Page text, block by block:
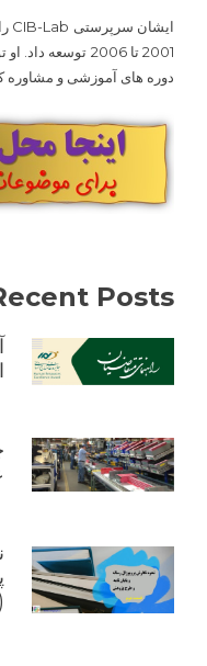
2001 تا 2006
دوره های آموزشی و مشاوره
Posts